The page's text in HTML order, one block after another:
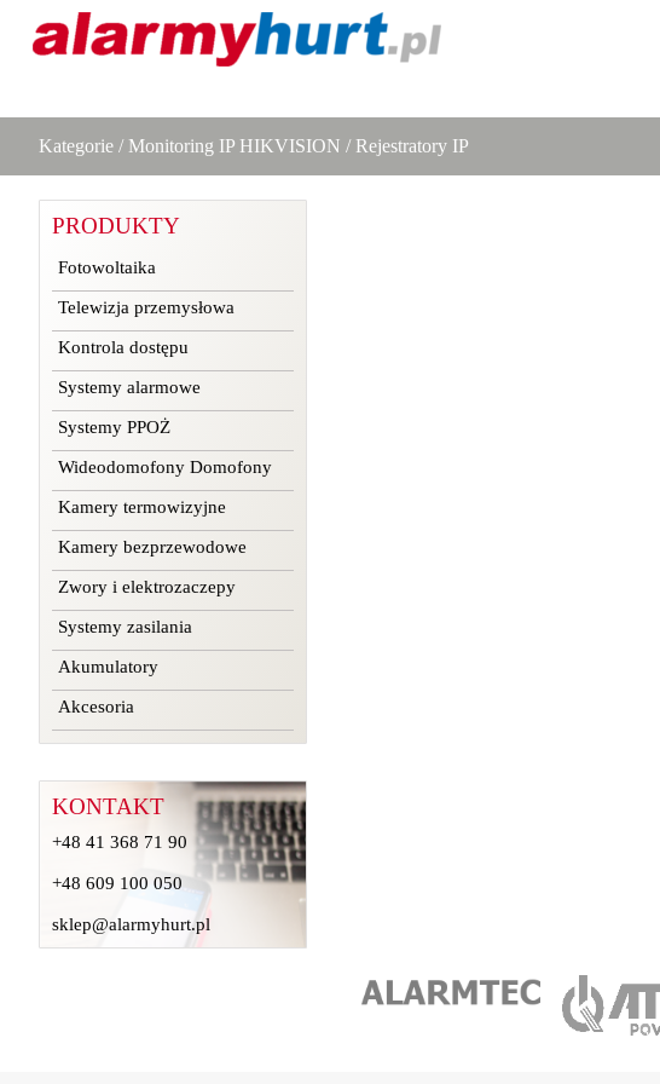
Kategorie / Monitoring IP HIKVISION / Rejestratory IP
PRODUKTY
Fotowoltaika
Telewizja przemysłowa
Kontrola dostępu
Systemy alarmowe
Systemy PPOŻ
Wideodomofony Domofony
Kamery termowizyjne
Kamery bezprzewodowe
Zwory i elektrozaczepy
Systemy zasilania
Akumulatory
Akcesoria
KONTAKT
+48 41 368 71 90
+48 609 100 050
sklep@alarmyhurt.pl